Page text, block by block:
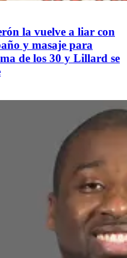
la vuelve a liar con
y masaje para
de los 30 y Lillard se